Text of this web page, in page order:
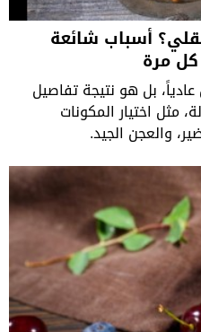
أسباب شائعة
مرة
بل هو نتيجة تفاصيل
مثل اختيار المكونات
والعجن الجيد.